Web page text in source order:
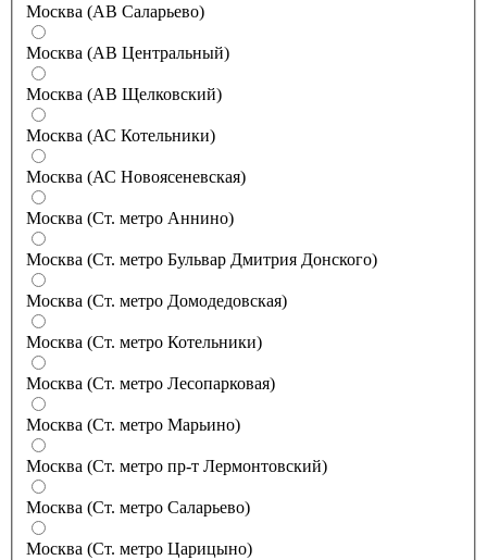
Москва (АВ Саларьево)
Москва (АВ Центральный)
Москва (АВ Щелковский)
Москва (АС Котельники)
Москва (АС Новоясеневская)
Москва (Ст. метро Аннино)
Москва (Ст. метро Бульвар Дмитрия Донского)
Москва (Ст. метро Домодедовская)
Москва (Ст. метро Котельники)
Москва (Ст. метро Лесопарковая)
Москва (Ст. метро Марьино)
Москва (Ст. метро пр-т Лермонтовский)
Москва (Ст. метро Саларьево)
Москва (Ст. метро Царицыно)